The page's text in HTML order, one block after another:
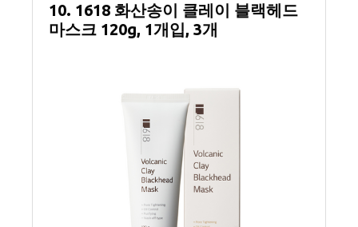
10. 1618 화산송이 클레이 블랙헤드
마스크 120g, 1개입, 3개